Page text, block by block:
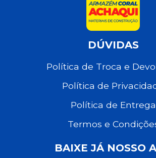
DÚVIDAS
Política de Troca e
Política de
Política de Entrega
Termos e
BAIXE JÁ NOSSO